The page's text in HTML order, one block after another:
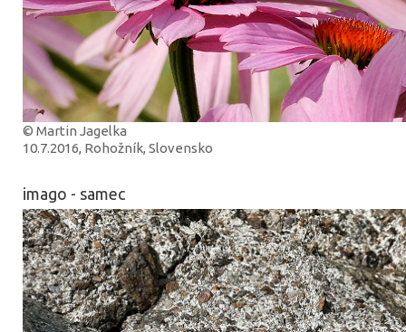
© Martin Jagelka
10.7.2016, Rohožník, Slovensko
imago - samec